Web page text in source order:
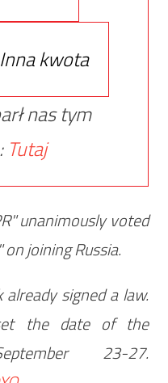
Inna kwota
nas tym
Tutaj
unanimously voted
joining Russia.
already signed a law.
the date of the
23-27.